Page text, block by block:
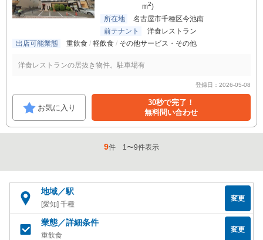
m2)
所在地
名古屋市千種区今池南
前テナント
洋食レストラン
出店可能業態
重飲食 軽飲食 その他サービス・その他
洋食レストランの居抜き物件。駐車場有
登録日：2026-05-08
お気に入り
30秒で完了！
無料問い合わせ
9件 1〜9件表示
地域／駅
[愛知] 千種
変更
業態／詳細条件
重飲食
変更